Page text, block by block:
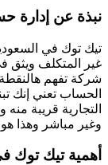
نبذة عن إدارة
تيك توك في
غير المتكلف ويثق
شركة تفهم
الحساب تعني إنك
التجارية قريبة
وغير مباشر وهذا
أهمية تيك توك